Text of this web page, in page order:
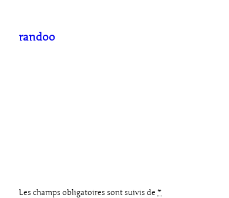
contenu
randoo
Les champs obligatoires sont suivis de *